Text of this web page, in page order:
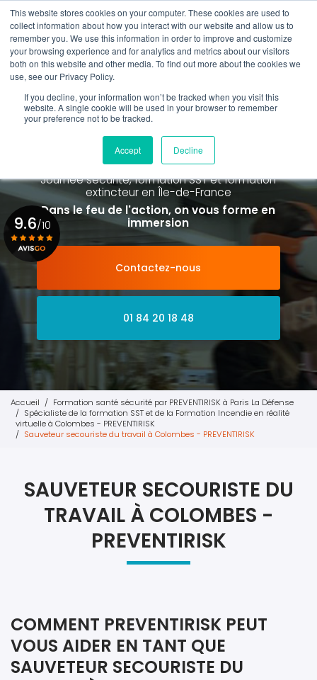
This website stores cookies on your computer. These cookies are used to
collect information about how you interact with our website and allow us to
remember you. We use this information in order to improve and customize
your browsing experience and for analytics and metrics about our visitors
both on this website and other media. To find out more about the cookies we
use, see our Privacy Policy.
If you decline, your information won’t be tracked when you visit this
website. A single cookie will be used in your browser to remember
your preference not to be tracked.
Accept Decline
Aller
au
contenu
principal
01 84 20 18 48
Spécialiste de la formation SST et
de la Formation Incendie
à Paris La Défense depuis 2015
Journée sécurité, formation SST et formation
extincteuren Île-de-France
Dans le feu de l'action, on vous forme en
immersion
Contactez-nous
01 84 20 18 48
9.6/10
Voir le certificat
Accueil
Formation santé sécurité par PREVENTIRISK à Paris La Défense
Spécialiste de la formation SST et de la Formation Incendie en réalité
virtuelle à Colombes - PREVENTIRISK
Sauveteur secouriste du travail à Colombes - PREVENTIRISK
SAUVETEUR SECOURISTE DU
TRAVAIL À COLOMBES -
PREVENTIRISK
COMMENT PREVENTIRISK PEUT
VOUS AIDER EN TANT QUE
SAUVETEUR SECOURISTE DU